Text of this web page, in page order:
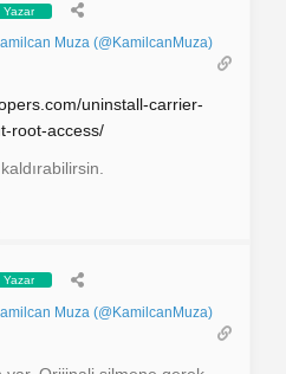
Yazar
Muza (@KamilcanMuza)
uninstall-carrier-
root-access/
Yazar
Muza (@KamilcanMuza)